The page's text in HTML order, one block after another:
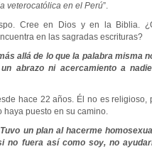
veterocatólica en el Perú”.
Cree en Dios y en la Biblia.
en las sagradas escrituras?
allá de lo que la palabra misma
abrazo ni acercamiento a
hace 22 años. Él no es religioso,
haya puesto en su camino.
un plan al hacerme
no fuera así como soy, no